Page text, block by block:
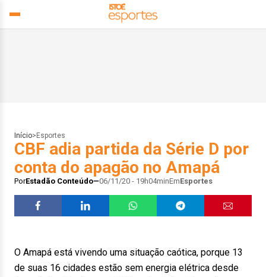
Início> Esportes
CBF adia partida da Série D por
conta do apagão no Amapá
PorEstadão Conteúdo 06/11/20 - 19h04minEmEsportes
O Amapá está vivendo uma situação caótica, porque 13
de suas 16 cidades estão sem energia elétrica desde